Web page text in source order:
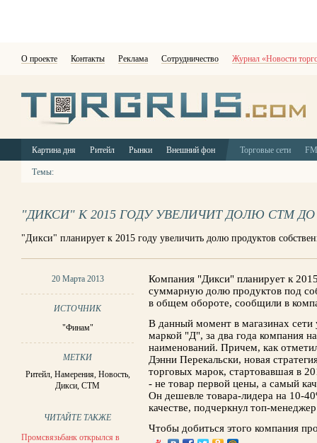
О проекте Контакты Реклама Сотрудничество Журнал «Новости
Картина дня Ритейл Рынки Внешний фон Торговые сети
Темы:
"ДИКСИ" К 2015 ГОДУ УВЕЛИЧИТ ДОЛЮ СТМ ДО
"Дикси" планирует к 2015 году увеличить долю продуктов
20 Марта 2013
ИСТОЧНИК
"Финам"
МЕТКИ
Ритейл, Намерения, Новость,
Дикси,СТМ
ЧИТАЙТЕ ТАКЖЕ
Промсвязьбанк открылся в
Компания "Дикси" планирует к
суммарную долю продуктов под
в общем обороте, сообщили в
В данный момент в магазинах сети
маркой "Д", за два года компания
наименований. Причем, как
Дэнни Перекальски, новая
торговых марок, стартовавшая в
- не товар первой цены, а самый
Он дешевле товара-лидера на 10-
качестве, подчеркнул топ-
Чтобы добиться этого компания